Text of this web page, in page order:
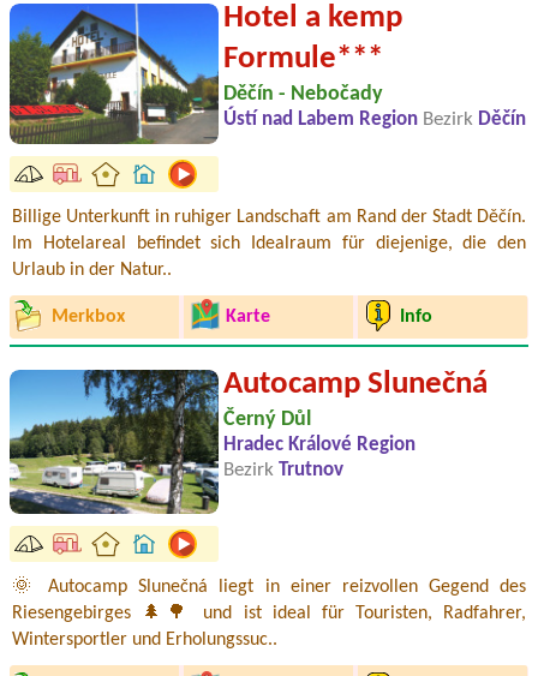
Hotel a kemp
Formule***
Děčín - Nebočady
Ústí nad Labem Region Bezirk Děčín
Billige Unterkunft in ruhiger Landschaft am Rand der Stadt Děčín.
Im Hotelareal befindet sich Idealraum für diejenige, die den
Urlaub in der Natur..
Merkbox Karte Info
Autocamp Slunečná
Černý Důl
Hradec Králové Region
Bezirk Trutnov
🌞 Autocamp Slunečná liegt in einer reizvollen Gegend des
Riesengebirges 🌲🌳 und ist ideal für Touristen, Radfahrer,
Wintersportler und Erholungssuc..